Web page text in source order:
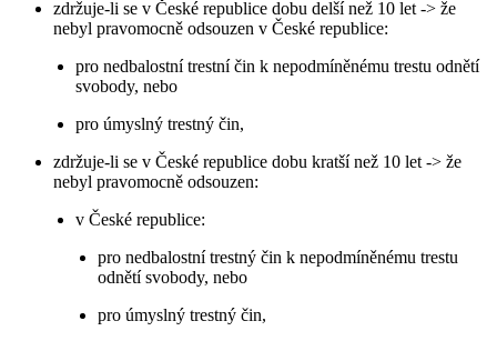
zdržuje-li se v České republice dobu delší než 10 let -> že
nebyl pravomocně odsouzen v České republice:
pro nedbalostní trestní čin k nepodmíněnému trestu odnětí
svobody, nebo
pro úmyslný trestný čin,
zdržuje-li se v České republice dobu kratší než 10 let -> že
nebyl pravomocně odsouzen:
v České republice:
pro nedbalostní trestný čin k nepodmíněnému trestu
odnětí svobody, nebo
pro úmyslný trestný čin,